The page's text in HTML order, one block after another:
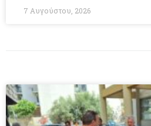
7 Αυγούστου, 2026